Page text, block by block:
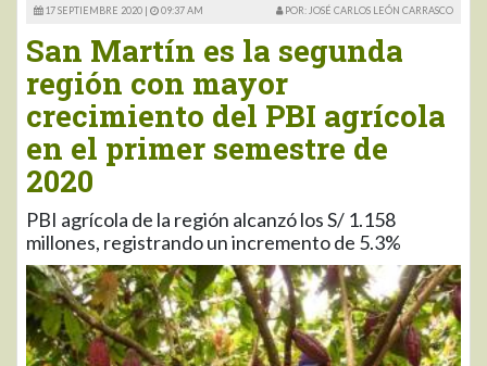
17 SEPTIEMBRE 2020 | 09:37 AM POR: JOSÉ CARLOS LEÓN CARRASCO
San Martín es la segunda
región con mayor
crecimiento del PBI agrícola
en el primer semestre de
2020
PBI agrícola de la región alcanzó los S/ 1.158
millones, registrando un incremento de 5.3%